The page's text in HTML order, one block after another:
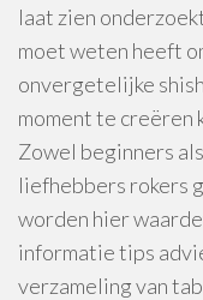
laat zien
moet weten heeft
onvergetelijke
moment te creëren
Zowel beginners
liefhebbers rokers
worden hier
informatie tips
verzameling van